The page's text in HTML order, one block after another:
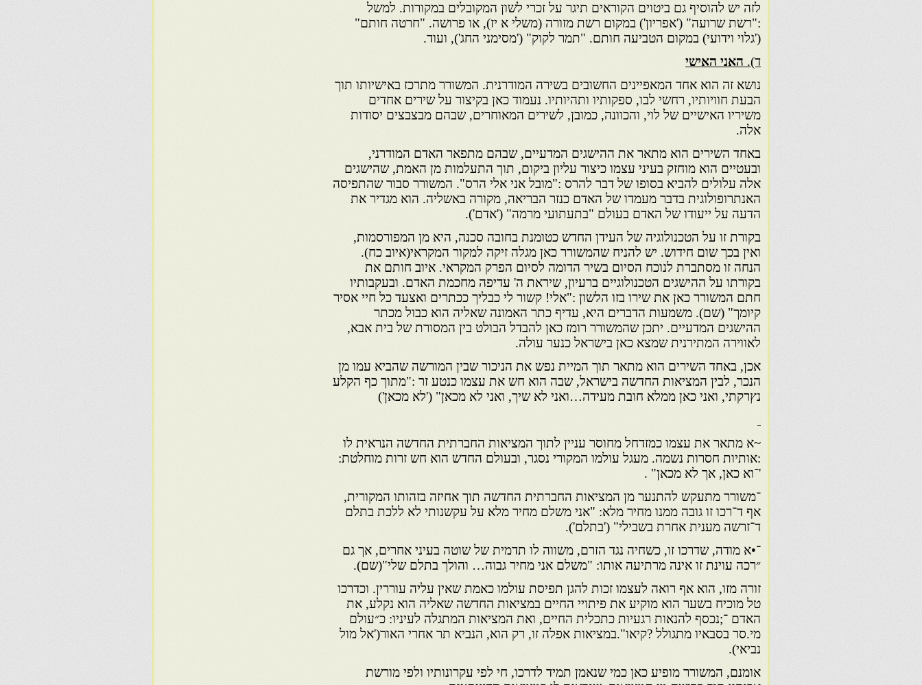
לזה יש להוסיף גם ביטוים הקוראים תיגר על זכרי לשון המקובלים במקורות. למשל
:"רשת שרועה" ('אפריון') במקום רשת מזורה (משלי א יז), או פרושה. "חרטה חותם"
('גלוי וידועי) במקום הטביעה חותם. "תמר לקוק" ('מסימני החג'), ועוד.
ד). האני האישי
נושא זה הוא אחד המאפיינים החשובים בשירה המודרנית. המשורר מתרכז באישיותו תוך
הבעת חוויותיו, רחשי לבו, ספקותיו ותהיותיו. נעמוד כאן בקיצור על שירים אחדים
משיריו האישיים של לוי, והכוונה, כמובן, לשירים המאוחרים, שבהם מבצבצים יסודות
אלה.
באחד השירים הוא מתאר את ההישגים המדעיים, שבהם מתפאר האדם המודרני,
ובעטיים הוא מוחזק בעיני עצמו כיצור עליון ביקום, תוך התעלמות מן האמת, שהישגים
אלה עלולים להביא בסופו של דבר להרס :"מובל אני אלי הרס". המשורר סבור שהתפיסה
האנתרופולוגית בדבר מעמדו של האדם כנזר הבריאה, מקורה באשליה. הוא מגדיר את
הדעה על ייעודו של האדם בעולם "בתעתועי מרמה" ('אדם').
בקורת זו על הטכנולוגיה של העידן החדש כטומנת בחובה סכנה, היא מן המפורסמות,
ואין בכך שום חידוש. יש להניח שהמשורר כאן מגלה זיקה למקור המקראי(איוב כח).
הנחה זו מסתברת לנוכח הסיום בשיר הדומה לסיום הפרק המקראי. איוב חותם את
בקורתו על ההישגים הטכנולוגיים ברעיון, שיראת ה' עדיפה מחכמת האדם. ובעקבותיו
חתם המשורר כאן את שירו בזו הלשון :"אלי! קשור לי כבליך ככתרים ואצעד כל חיי אסיר
קיומך" (שם). משמעות הדברים היא, עדיף כתר האמונה שאליה הוא כבול מכתר
ההישגים המדעיים. יתכן שהמשורר רומז כאן להבדל הבולט בין המסורת של בית אבא,
לאווירה המתירנית שמצא כאן בישראל כנער עולה.
אכן, באחד השירים הוא מתאר תוך המיית נפש את הניכור שבין המורשה שהביא עמו מן
הנכר, לבין המציאות החדשה בישראל, שבה הוא חש את עצמו כנטע זר :"מתוך כף הקלע
נץרקתי, ואני כאן ממלא חובת מעידה…ואני לא שיך, ואני לא מכאן" ('לא מכאן')
~א מתאר את עצמו כמזדחל מחוסר עניין לתוך המציאות החברתית החדשה הנראית לו
:אותיות חסרות נשמה. מעגל עולמו המקורי נסגר, ובעולם החדש הוא חש זרות מוחלטת:
'־וא כאן, אך לא מכאן" .
־משורר מתעקש להתנער מן המציאות החברתית החדשה תוך אחיזה בזהותו המקורית,
אף ד־רכו זו גובה ממנו מחיר מלא: "אני משלם מחיר מלא על עקשנותי לא ללכת בתלם
ד־זרשה מענית אחרת בשבילי" ('בתלם').
־•א מודה, שדרכו זו, כשחיה נגד הזרם, משווה לו תדמית של שוטה בעיני אחרים, אך גם
״רכה עוינת זו אינה מרתיעה אותו: "משלם אני מחיר גבוה… והולך בתלם שלי"(שם).
זורה מזו, הוא אף רואה לעצמו זכות להגן תפיסת עולמו כאמת שאין עליה עוררין. וכדרכו
טל מוכיח בשער הוא מוקיע את פיתויי החיים במציאות החדשה שאליה הוא נקלע, את
האדם ־;נכסף להנאות רגעיות כתכלית החיים, ואת המציאות המתגלה לעיניו: כ״עולם
מי.סר בסבאיו מתגולל ?קיאו".במציאות אפלה זו, רק הוא, הנביא תר אחרי האור('אל מול
נביאי).
אומנם, המשורר מופיע כאן כמי שנאמן תמיד לדרכו, חי לפי עקרונותיו ולפי מורשת